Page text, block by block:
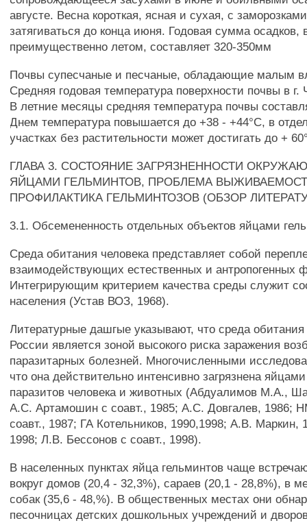
августе. Весна короткая, ясная и сухая, с
затягиваться до конца июня. Годовая сумма
преимущественно летом, составляет 320-350мм
Почвы супесчаные и песчаные, обладающие малым
Средняя годовая температура поверхности почвы в г.
В летние месяцы средняя температура почвы
Днем температура повышается до +38 - +44°С, в
участках без растительности может достигать до +
ГЛАВА 3. СОСТОЯНИЕ ЗАГРЯЗНЕННОСТИ
ЯЙЦАМИ ГЕЛЬМИНТОВ, ПРОБЛЕМА
ПРОФИЛАКТИКА ГЕЛЬМИНТОЗОВ (ОБЗОР
3.1. Обсемененность отдельных объектов яйцами
Среда обитания человека представляет собой
взаимодействующих естественных и антропогенных
Интегрирующим критерием качества среды служит
населения (Устав ВОЗ, 1968).
Литературные дашгые указывают, что среда
России является зоной высокого риска заражения
паразитарных болезней. Многочисленными
что она действительно интенсивно загрязнена
паразитов человека и животных (Абдуалимов М.А.,
А.С. Артамошин с соавт., 1985; А.С. Довгалев, 1986;
соавт., 1987; ГА Котельников, 1990,1998; А.В. Маркин,
1998; Л.В. Бессонов с соавт., 1998).
В населенных пунктах яйца гельминтов чаще
вокруг домов (20,4 - 32,3%), сараев (20,1 - 28,8%), в
собак (35,6 - 48,%). В общественных местах они
песочницах детских дошкольных учреждений и